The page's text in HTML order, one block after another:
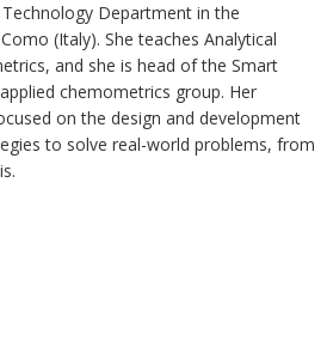
Department in the
(Italy). She teaches Analytical
and she is head of the Smart
chemometrics group. Her
on the design and development
to solve real-world problems, from